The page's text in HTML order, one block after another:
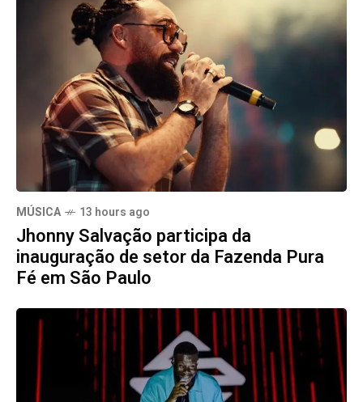
MÚSICA 13 hours ago
Jhonny Salvação participa da
inauguração de setor da Fazenda Pura
Fé em São Paulo